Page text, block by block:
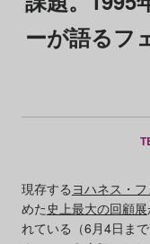
ーが語るフ
現存する ヨハネス・
めた 史上最大の回顧展
れている（6月4日ま